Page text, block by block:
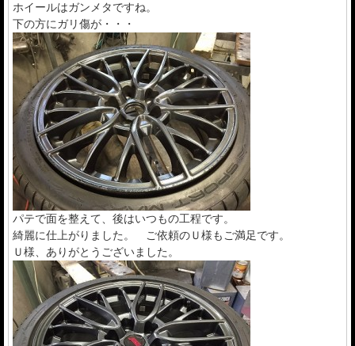
ホイールはガンメタですね。
下の方にガリ傷が・・・
パテで面を整えて、後はいつもの工程です。
綺麗に仕上がりました。 ご依頼のＵ様もご満足です。
Ｕ様、ありがとうございました。